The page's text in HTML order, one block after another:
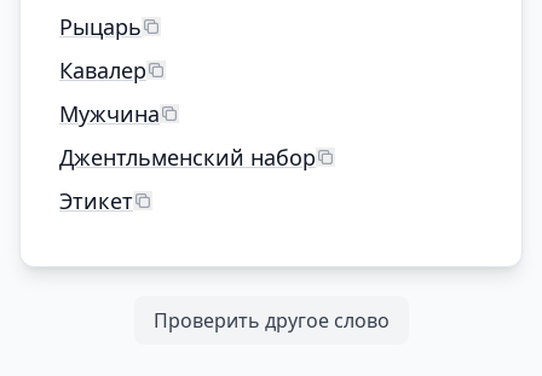
Рыцарь
Кавалер
Мужчина
Джентльменский набор
Этикет
Проверить другое слово